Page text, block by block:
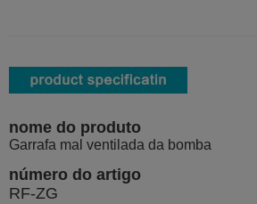
nome do produto
Garrafa mal ventilada da bomba
número do artigo
RF-ZG